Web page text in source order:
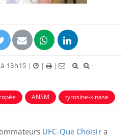
13h15 | | | |
|
ANSM tyrosine-kinase
UFC-Que Choisira